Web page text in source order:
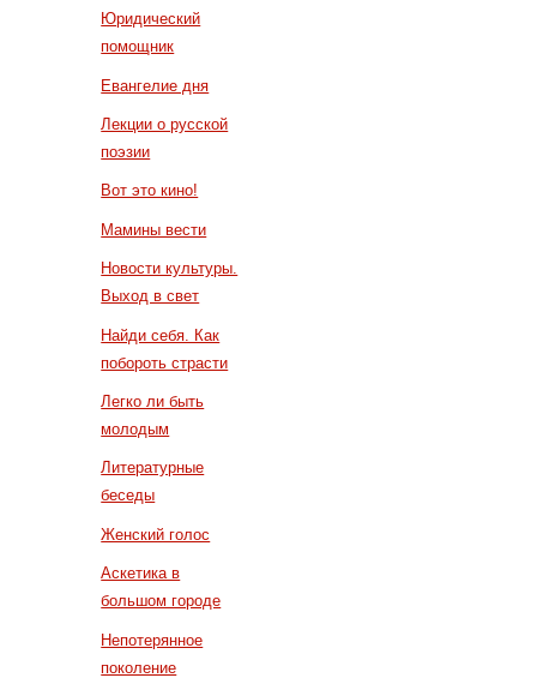
Юридический
помощник
Евангелие дня
Лекции о русской
поэзии
Вот это кино!
Мамины вести
Новости культуры.
Выход в свет
Найди себя. Как
побороть страсти
Легко ли быть
молодым
Литературные
беседы
Женский голос
Аскетика в
большом городе
Непотерянное
поколение